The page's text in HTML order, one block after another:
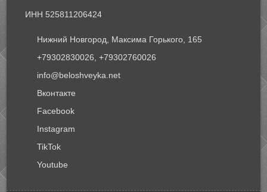
ИНН 525811206424
Нижний Новгород, Максима Горького, 165
+79302830026, +79302760026
info@beloshveyka.net
Вконтакте
Facebook
Instagram
TikTok
Youtube